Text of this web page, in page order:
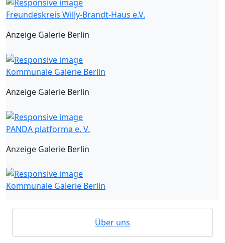
Freundeskreis Willy-Brandt-Haus e.V.
Anzeige Galerie Berlin
Kommunale Galerie Berlin
Anzeige Galerie Berlin
PANDA platforma e. V.
Anzeige Galerie Berlin
Kommunale Galerie Berlin
Über uns